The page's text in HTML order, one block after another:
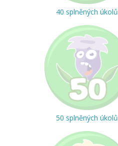
40 splněných úkolů
50 splněných úkolů